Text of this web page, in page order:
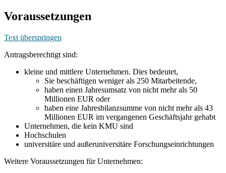
Voraussetzungen
Text überspringen
Antragsberechtigt sind:
kleine und mittlere Unternehmen. Dies bedeutet,
Sie beschäftigen weniger als 250 Mitarbeitende,
haben einen Jahresumsatz von nicht mehr als 50
Millionen EUR oder
haben eine Jahresbilanzsumme von nicht mehr als 43
Millionen EUR im vergangenen Geschäftsjahr gehabt
Unternehmen, die kein KMU sind
Hochschulen
universitäre und außeruniversitäre Forschungseinrichtungen
Weitere Voraussetzungen für Unternehmen: